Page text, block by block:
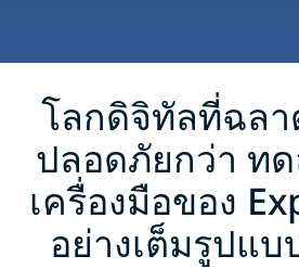
โลกดิจิทัลที่ฉลา
ปลอดภัยกว่า ท
เครื่องมือของ
อย่างเต็มรูปแบ